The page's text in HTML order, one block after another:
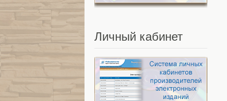
Личный кабинет